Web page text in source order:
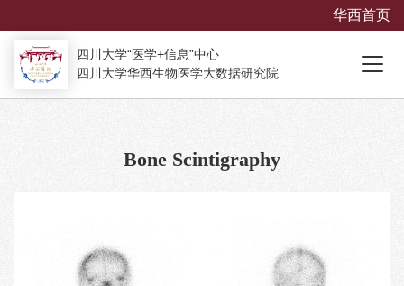
华西首页
四川大学“医学+信息”中心
四川大学华西生物医学大数据研究院
Bone Scintigraphy